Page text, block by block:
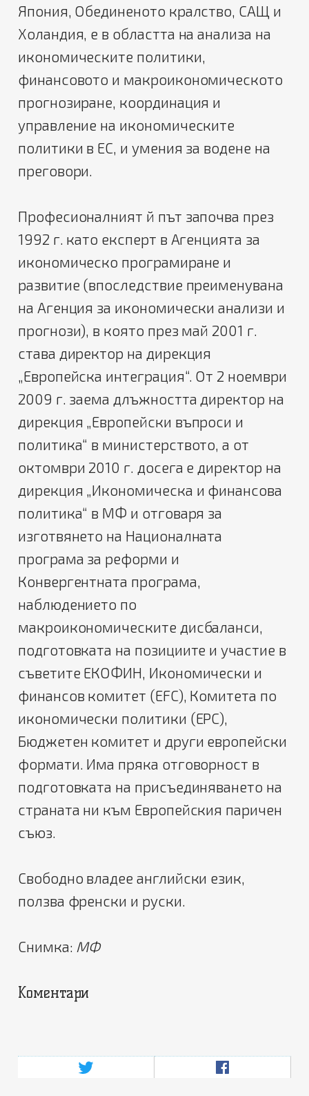
Япония, Обединеното кралство, САЩ и
Холандия, е в областта на анализа на
икономическите политики,
финансовото и макроикономическото
прогнозиране, координация и
управление на икономическите
политики в ЕС, и умения за водене на
преговори.
Професионалният й път започва през
1992 г. като експерт в Агенцията за
икономическо програмиране и
развитие (впоследствие преименувана
на Агенция за икономически анализи и
прогнози), в която през май 2001 г.
става директор на дирекция
„Европейска интеграция“. От 2 ноември
2009 г. заема длъжността директор на
дирекция „Европейски въпроси и
политика“ в министерството, а от
октомври 2010 г. досега е директор на
дирекция „Икономическа и финансова
политика“ в МФ и отговаря за
изготвянето на Националната
програма за реформи и
Конвергентната програма,
наблюдението по
макроикономическите дисбаланси,
подготовката на позициите и участие в
съветите ЕКОФИН, Икономически и
финансов комитет (EFC), Комитета по
икономически политики (EPC),
Бюджетен комитет и други европейски
формати. Има пряка отговорност в
подготовката на присъединяването на
страната ни към Европейския паричен
съюз.
Свободно владее английски език,
ползва френски и руски.
Снимка: МФ
Коментари